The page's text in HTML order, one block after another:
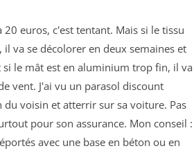
20 euros, c'est tentant. Mais si le tissu
il va se décolorer en deux semaines et
si le mât est en aluminium trop fin, il va
vent. J'ai vu un parasol discount
du voisin et atterrir sur sa voiture. Pas
pour son assurance. Mon conseil :
avec une base en béton ou en